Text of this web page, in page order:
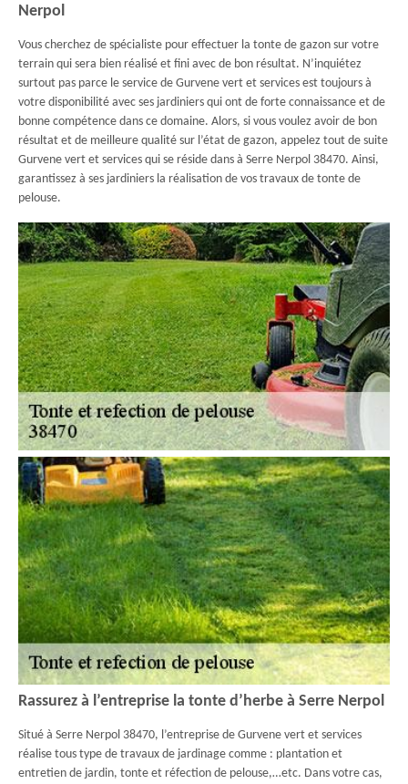
Nerpol
Vous cherchez de spécialiste pour effectuer la tonte de gazon sur votre
terrain qui sera bien réalisé et fini avec de bon résultat. N’inquiétez
surtout pas parce le service de Gurvene vert et services est toujours à
votre disponibilité avec ses jardiniers qui ont de forte connaissance et de
bonne compétence dans ce domaine. Alors, si vous voulez avoir de bon
résultat et de meilleure qualité sur l’état de gazon, appelez tout de suite
Gurvene vert et services qui se réside dans à Serre Nerpol 38470. Ainsi,
garantissez à ses jardiniers la réalisation de vos travaux de tonte de
pelouse.
Rassurez à l’entreprise la tonte d’herbe à Serre Nerpol
Situé à Serre Nerpol 38470, l’entreprise de Gurvene vert et services
réalise tous type de travaux de jardinage comme : plantation et
entretien de jardin, tonte et réfection de pelouse,…etc. Dans votre cas,